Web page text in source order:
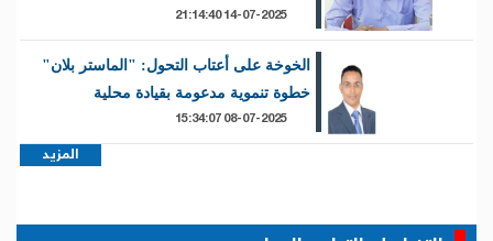
الخوخة على أعتاب التحول: "الماستر بلان"
خطوة تنموية مدعومة بقيادة محلية
المزيد